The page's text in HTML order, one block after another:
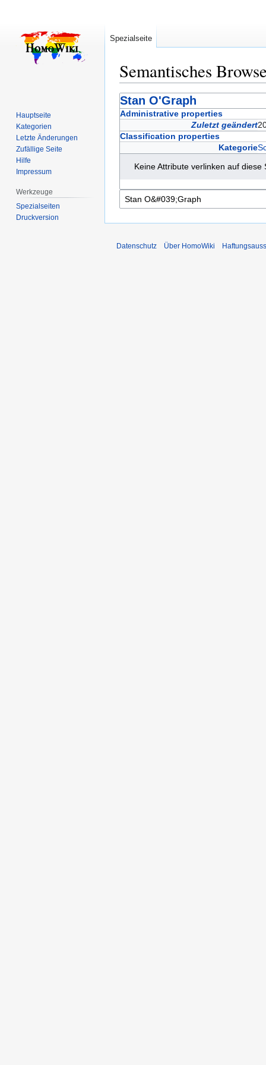
Semantisches
Zur
Navigation
Zur
Suche
Stan O'Graph
Administrative properties
Zuletzt geändert
Classification properties
Kategorie
Keine Attribute verlinken auf diese
Spezialseite
Hauptseite
Kategorien
Letzte Änderungen
Zufällige Seite
Hilfe
Impressum
Werkzeuge
Spezialseiten
Druckversion
Datenschutz Über HomoWiki